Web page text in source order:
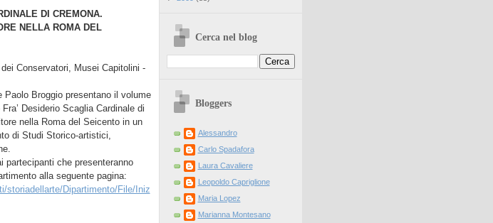
DI CREMONA.
NELLA ROMA DEL
Conservatori, Musei Capitolini -
Paolo Broggio presentano il volume
Desiderio Scaglia Cardinale di
nella Roma del Seicento in un
di Studi Storico-artistici,
partecipanti che presenteranno
alla seguente pagina:
storiadellarte/Dipartimento/File/Iniz
Cerca nel blog
Bloggers
Alessandro
Carlo Spadafora
Laura Cavaliere
Leopoldo Capriglione
Maria Lopez
Marianna Montesano